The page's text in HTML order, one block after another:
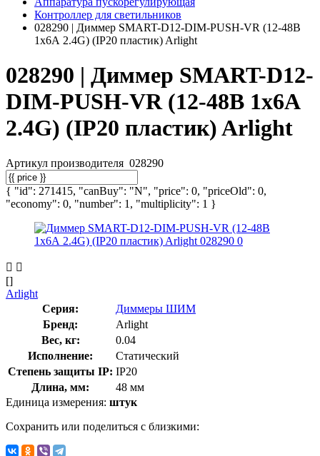
Контроллер для светильников
028290 | Диммер SMART-D12-DIM-PUSH-VR (12-48В
1х6А 2.4G) (IP20 пластик) Arlight
028290 | Диммер SMART-D12-
DIM-PUSH-VR (12-48В 1х6А
2.4G) (IP20 пластик) Arlight
Артикул производителя 028290
{ "id": 271415, "canBuy": "N", "price": 0, "priceOld": 0,
"economy": 0, "number": 1, "multiplicity": 1 }
[]
Arlight
Серия:
Диммеры ШИМ
Бренд:
Arlight
Вес, кг:
0.04
Исполнение:
Статический
Степень защиты IP: IP20
Длина, мм:
48 мм
Единица измерения: штук
Сохранить или поделиться с близкими: